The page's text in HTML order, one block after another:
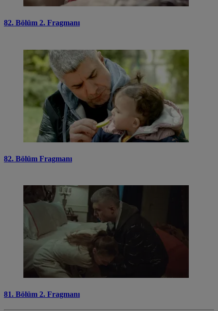
82. Bölüm 2. Fragmanı
82. Bölüm Fragmanı
81. Bölüm 2. Fragmanı